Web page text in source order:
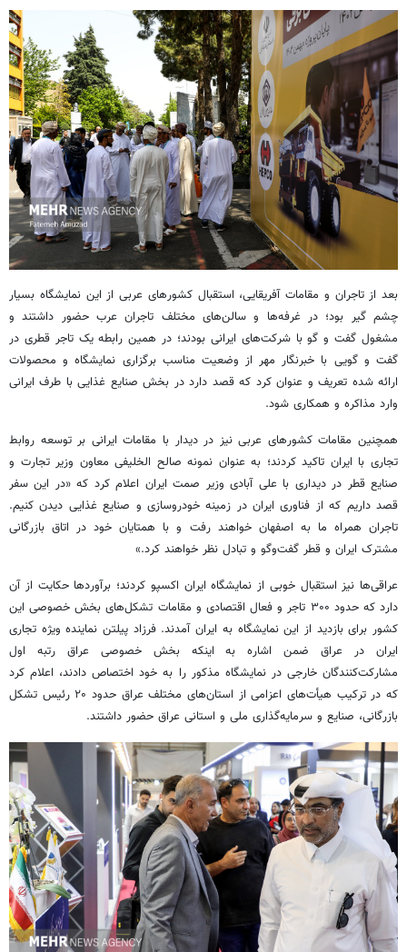
بعد از تاجران و مقامات آفریقایی، استقبال کشورهای عربی از این نمایشگاه بسیار
چشم گیر بود؛ در غرفه‌ها و سالن‌های مختلف تاجران عرب حضور داشتند و
مشغول گفت و گو با شرکت‌های ایرانی بودند؛ در همین رابطه یک تاجر قطری در
گفت و گویی با خبرنگار مهر از وضعیت مناسب برگزاری نمایشگاه و محصولات
ارائه شده تعریف و عنوان کرد که قصد دارد در بخش صنایع غذایی با طرف ایرانی
وارد مذاکره و همکاری شود.
همچنین مقامات کشورهای عربی نیز در دیدار با مقامات ایرانی بر توسعه روابط
تجاری با ایران تاکید کردند؛ به عنوان نمونه صالح الخلیفی معاون وزیر تجارت و
صنایع قطر در دیداری با علی آبادی وزیر صمت ایران اعلام کرد که «در این سفر
قصد داریم که از فناوری ایران در زمینه خودروسازی و صنایع غذایی دیدن کنیم.
تاجران همراه ما به اصفهان خواهند رفت و با همتایان خود در اتاق بازرگانی
مشترک ایران و قطر گفت‌وگو و تبادل نظر خواهند کرد.»
عراقی‌ها نیز استقبال خوبی از نمایشگاه ایران اکسپو کردند؛ برآوردها حکایت از آن
دارد که حدود ۳۰۰ تاجر و فعال اقتصادی و مقامات تشکل‌های بخش خصوصی این
کشور برای بازدید از این نمایشگاه به ایران آمدند. فرزاد پیلتن نماینده ویژه تجاری
ایران در عراق ضمن اشاره به اینکه بخش خصوصی عراق رتبه اول
مشارکت‌کنندگان خارجی در نمایشگاه مذکور را به خود اختصاص دادند، اعلام کرد
که در ترکیب هیأت‌های اعزامی از استان‌های مختلف عراق حدود ۲۰ رئیس تشکل
بازرگانی، صنایع و سرمایه‌گذاری ملی و استانی عراق حضور داشتند.